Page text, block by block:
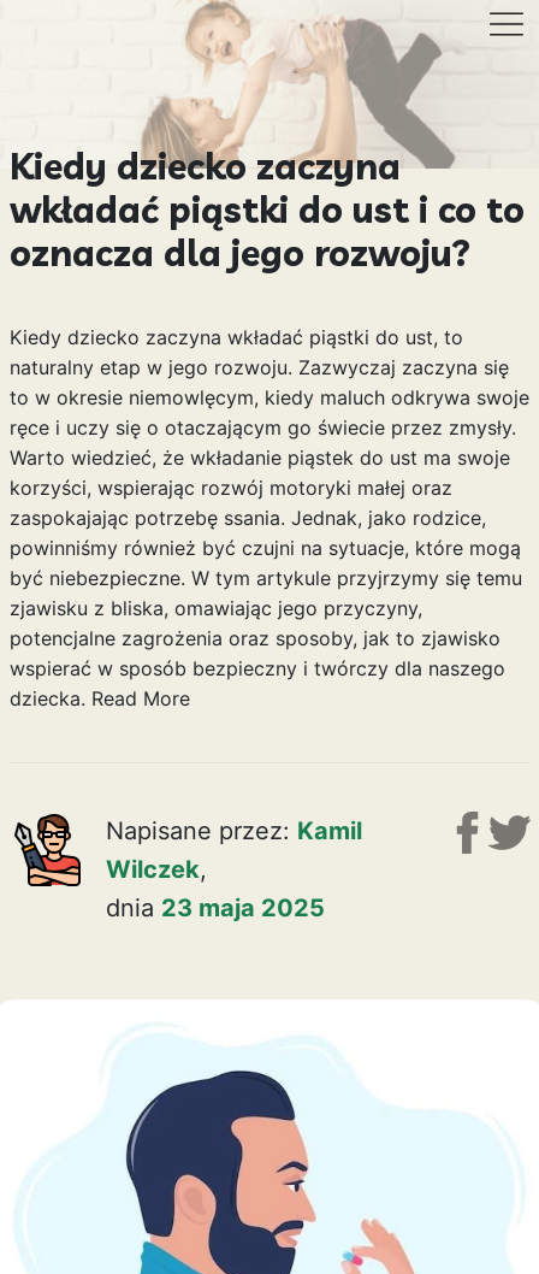
Kiedy dziecko zaczyna
wkładać piąstki do ust i co to
oznacza dla jego rozwoju?
Kiedy dziecko zaczyna wkładać piąstki do ust, to
naturalny etap w jego rozwoju. Zazwyczaj zaczyna się
to w okresie niemowlęcym, kiedy maluch odkrywa swoje
ręce i uczy się o otaczającym go świecie przez zmysły.
Warto wiedzieć, że wkładanie piąstek do ust ma swoje
korzyści, wspierając rozwój motoryki małej oraz
zaspokajając potrzebę ssania. Jednak, jako rodzice,
powinniśmy również być czujni na sytuacje, które mogą
być niebezpieczne. W tym artykule przyjrzymy się temu
zjawisku z bliska, omawiając jego przyczyny,
potencjalne zagrożenia oraz sposoby, jak to zjawisko
wspierać w sposób bezpieczny i twórczy dla naszego
dziecka. Read More
Napisane przez: Kamil
Wilczek,
dnia 23 maja 2025